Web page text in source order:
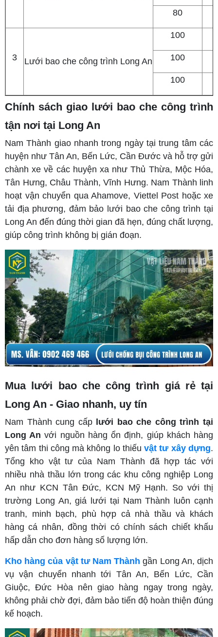
80
3 Lưới bao che công trình Long An
100
100
100
Chính sách giao lưới bao che công trình
tận nơi tại Long An
Nam Thành giao nhanh trong ngày tại trung tâm các
huyện như Tân An, Bến Lức, Cần Đước và hỗ trợ gửi
chành xe về các huyện xa như Thủ Thừa, Mộc Hóa,
Tân Hưng, Châu Thành, Vĩnh Hưng. Nam Thành linh
hoạt vận chuyển qua Ahamove, Viettel Post hoặc xe
tải địa phương, đảm bảo lưới bao che công trình tại
Long An đến đúng thời gian đã hẹn, đúng chất lượng,
giúp công trình không bị gián đoạn.
Mua lưới bao che công trình giá rẻ tại
Long An - Giao nhanh, uy tín
Nam Thành cung cấp
lưới bao che công trình tại
Long An với nguồn hàng ổn định, giúp khách hàng
yên tâm thi công mà không lo thiếuvật tư xây dựng.
Tổng kho vật tư của Nam Thành đã hợp tác với
nhiều nhà thầu lớn trong các khu công nghiệp Long
An như KCN Tân Đức, KCN Mỹ Hạnh. So với thị
trường Long An, giá lưới tại Nam Thành luôn cạnh
tranh, minh bạch, phù hợp cả nhà thầu và khách
hàng cá nhân, đồng thời có chính sách chiết khấu
hấp dẫn cho đơn hàng số lượng lớn.
Kho hàng của vật tư Nam Thành gần Long An, dịch
vụ vận chuyển nhanh tới Tân An, Bến Lức, Cần
Giuộc, Đức Hòa nên giao hàng ngay trong ngày,
không phải chờ đợi, đảm bảo tiến độ hoàn thiện đúng
kế hoạch.